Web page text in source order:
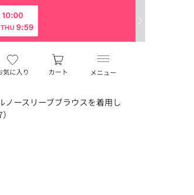
メニュー
気に入り カート
ノースリーブブラウスを着用し